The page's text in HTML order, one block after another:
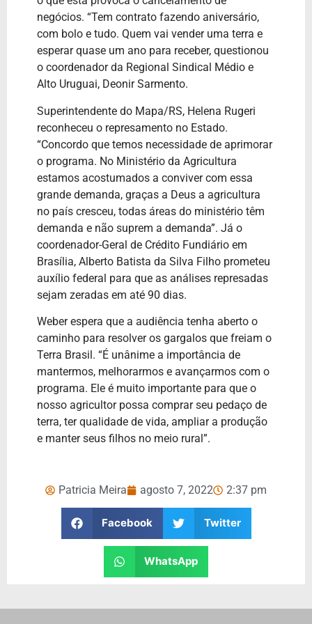
negócios. “Tem contrato fazendo aniversário,
com bolo e tudo. Quem vai vender uma terra e
esperar quase um ano para receber, questionou
o coordenador da Regional Sindical Médio e
Alto Uruguai, Deonir Sarmento.
Superintendente do Mapa/RS, Helena Rugeri
reconheceu o represamento no Estado.
“Concordo que temos necessidade de aprimorar
o programa. No Ministério da Agricultura
estamos acostumados a conviver com essa
grande demanda, graças a Deus a agricultura
no país cresceu, todas áreas do ministério têm
demanda e não suprem a demanda”. Já o
coordenador-Geral de Crédito Fundiário em
Brasília, Alberto Batista da Silva Filho prometeu
auxílio federal para que as análises represadas
sejam zeradas em até 90 dias.
Weber espera que a audiência tenha aberto o
caminho para resolver os gargalos que freiam o
Terra Brasil. “É unânime a importância de
mantermos, melhorarmos e avançarmos com o
programa. Ele é muito importante para que o
nosso agricultor possa comprar seu pedaço de
terra, ter qualidade de vida, ampliar a produção
e manter seus filhos no meio rural”.
Patricia Meira agosto 7, 2022 2:37 pm
Facebook Twitter
WhatsApp